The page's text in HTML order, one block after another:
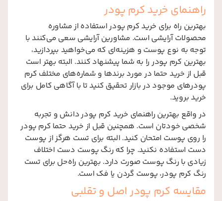
راهنمای خرید کرم پودر
بهترین راه برای خرید کرم پودر استفاده از مشاوره
محصولات آرایشی است. مشاورین آرایشی سعی می‌کنند با
توجه به نوع پوست و هزینه‌ای که می‌خواهید بپردازید،
بهترین کرم پودر را به شما پیشنهاد کنند. البته بهتر است
قبل از خرید حتما در مورد برندها و شماره‌های مختلف کرم
پودرهای موجود در بازار تحقیق کنید تا با آگاهی کامل برای
خرید بروید.
در واقع بهترین راهنمای خرید کرم پودر دانش و تجربه
شخصی خودتان است. همچنین قبل از خرید حتما کرم پودر
را روی پوست امتحان کنید. البته برای تست هرگز از پوست
دست استفاده نکنید. چرا که رنگ پوست دست اختلاف
زیادی با رنگ پوست صورت دارد. بهترین راه‌حل برای تست
رنگ کرم پودر، پوست گردن یا فک است.
مقایسه کرم پودر اصل و تقلبی